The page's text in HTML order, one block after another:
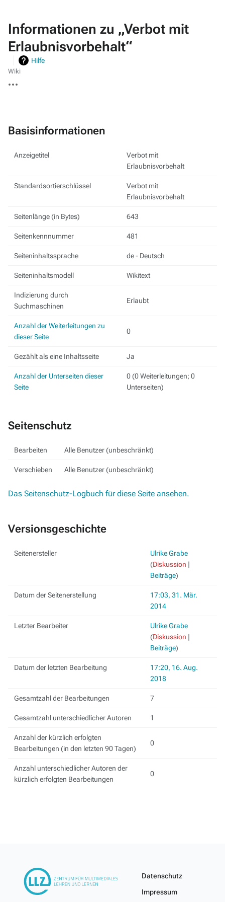
Informationen zu „Verbot mit
Erlaubnisvorbehalt“
Hilfe
Wiki
Aktionen
Basisinformationen
Anzeigetitel
Verbot mit
Erlaubnisvorbehalt
Standardsortierschlüssel
Verbot mit
Erlaubnisvorbehalt
Seitenlänge (in Bytes) 643
Seitenkennnummer 481
Seiteninhaltssprache de - Deutsch
Seiteninhaltsmodell Wikitext
Indizierung durch
Suchmaschinen
Erlaubt
Anzahl der Weiterleitungen zu
dieser Seite
0
Gezählt als eine Inhaltsseite Ja
Anzahl der Unterseiten dieser
Seite
0 (0 Weiterleitungen; 0
Unterseiten)
Seitenschutz
Bearbeiten Alle Benutzer (unbeschränkt)
Verschieben Alle Benutzer (unbeschränkt)
Das Seitenschutz-Logbuch für diese Seite ansehen.
Versionsgeschichte
Seitenersteller
Ulrike Grabe
(Diskussion |
Beiträge)
Datum der Seitenerstellung
17:03, 31. Mär.
2014
Letzter Bearbeiter
Ulrike Grabe
(Diskussion |
Beiträge)
Datum der letzten Bearbeitung
17:20, 16. Aug.
2018
Gesamtzahl der Bearbeitungen 7
Gesamtzahl unterschiedlicher Autoren 1
Anzahl der kürzlich erfolgten
Bearbeitungen (in den letzten 90 Tagen)
0
Anzahl unterschiedlicher Autoren der
kürzlich erfolgten Bearbeitungen
0
Datenschutz
Impressum